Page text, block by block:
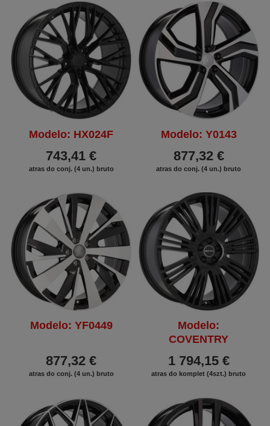
Modelo: HX024F
743,41 €
atras do conj. (4 un.) bruto
Modelo: Y0143
877,32 €
atras do conj. (4 un.) bruto
Modelo: YF0449
877,32 €
atras do conj. (4 un.) bruto
Modelo:
COVENTRY
1 794,15 €
atras do komplet (4szt.) bruto